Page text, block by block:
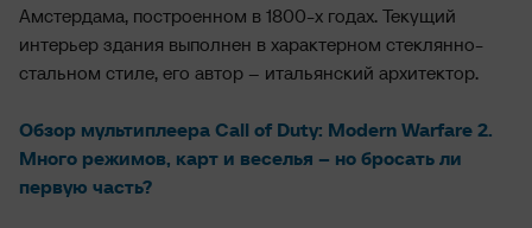
Амстердама, построенном в 1800-х годах. Текущий
интерьер здания выполнен в характерном стеклянно-
стальном стиле, его автор – итальянский архитектор.
Обзор мультиплеера Call of Duty: Modern Warfare 2.
Много режимов, карт и веселья – но бросать ли
первую часть?